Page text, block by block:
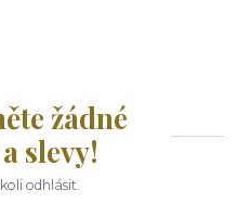
žádné
slevy!
odhlásit.